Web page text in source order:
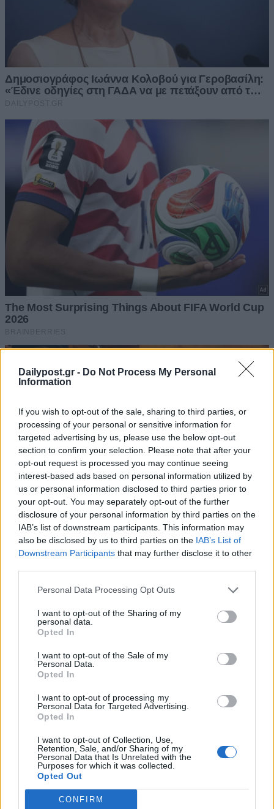
Dailypost.gr - Do Not Process My Personal
Information
If you wish to opt-out of the sale, sharing to third parties, or
processing of your personal or sensitive information for
targeted advertising by us, please use the below opt-out
section to confirm your selection. Please note that after your
opt-out request is processed you may continue seeing
interest-based ads based on personal information utilized by
us or personal information disclosed to third parties prior to
your opt-out. You may separately opt-out of the further
disclosure of your personal information by third parties on the
IAB’s list of downstream participants. This information may
also be disclosed by us to third parties on the IAB’s List of
Downstream Participants that may further disclose it to other
Personal Data Processing Opt Outs
I want to opt-out of the Sharing of my
personal data.
Opted In
I want to opt-out of the Sale of my
Personal Data.
Opted In
I want to opt-out of processing my
Personal Data for Targeted Advertising.
Opted In
I want to opt-out of Collection, Use,
Retention, Sale, and/or Sharing of my
Personal Data that Is Unrelated with the
Purposes for which it was collected.
Opted Out
CONFIRM